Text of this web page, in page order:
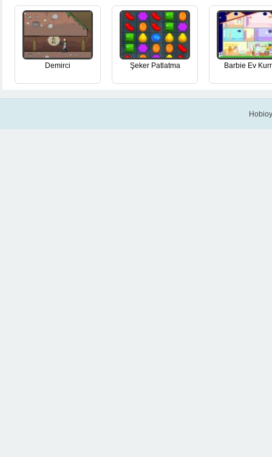
Demirci Şeker Patlatma Barbie Ev